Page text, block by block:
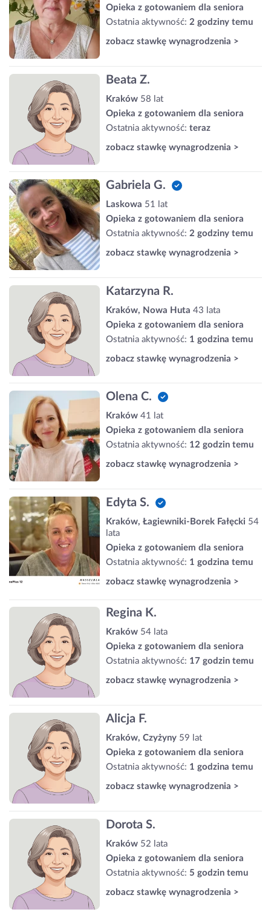
Opieka z gotowaniem dla seniora
Ostatnia aktywność: 2 godziny temu
zobacz stawkę wynagrodzenia >
Beata Z.
Kraków 58 lat
Opieka z gotowaniem dla seniora
Ostatnia aktywność: teraz
zobacz stawkę wynagrodzenia >
Gabriela G.
Laskowa 51 lat
Opieka z gotowaniem dla seniora
Ostatnia aktywność: 2 godziny temu
zobacz stawkę wynagrodzenia >
Katarzyna R.
Kraków, Nowa Huta 43 lata
Opieka z gotowaniem dla seniora
Ostatnia aktywność: 1 godzina temu
zobacz stawkę wynagrodzenia >
Olena C.
Kraków 41 lat
Opieka z gotowaniem dla seniora
Ostatnia aktywność: 12 godzin temu
zobacz stawkę wynagrodzenia >
Edyta S.
Kraków, Łagiewniki-Borek Fałęcki 54
lata
Opieka z gotowaniem dla seniora
Ostatnia aktywność: 1 godzina temu
zobacz stawkę wynagrodzenia >
Regina K.
Kraków 54 lata
Opieka z gotowaniem dla seniora
Ostatnia aktywność: 17 godzin temu
zobacz stawkę wynagrodzenia >
Alicja F.
Kraków, Czyżyny 59 lat
Opieka z gotowaniem dla seniora
Ostatnia aktywność: 1 godzina temu
zobacz stawkę wynagrodzenia >
Dorota S.
Kraków 52 lata
Opieka z gotowaniem dla seniora
Ostatnia aktywność: 5 godzin temu
zobacz stawkę wynagrodzenia >